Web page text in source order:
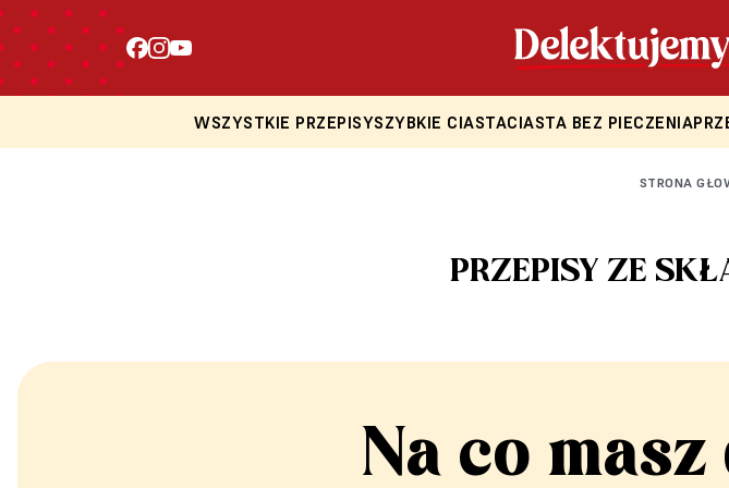
WSZYSTKIE PRZEPISYSZYBKIE CIASTACIASTA BEZ PIECZENIA
STRONA
PRZEPISY ZE
Na co